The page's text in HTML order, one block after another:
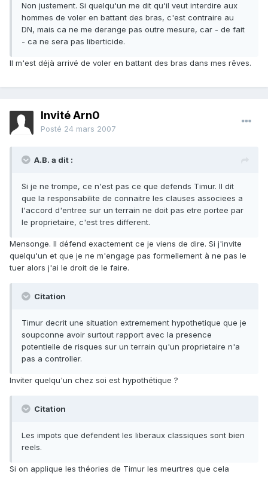
Non justement. Si quelqu'un me dit qu'il veut interdire aux
hommes de voler en battant des bras, c'est contraire au
DN, mais ca ne me derange pas outre mesure, car - de fait
- ca ne sera pas liberticide.
Il m'est déjà arrivé de voler en battant des bras dans mes rêves.
Invité Arn0
Posté 24 mars 2007
A.B. a dit :
Si je ne trompe, ce n'est pas ce que defends Timur. Il dit
que la responsabilite de connaitre les clauses associees a
l'accord d'entree sur un terrain ne doit pas etre portee par
le proprietaire, c'est tres different.
Mensonge. Il défend exactement ce je viens de dire. Si j'invite
quelqu'un et que je ne m'engage pas formellement à ne pas le
tuer alors j'ai le droit de le faire.
Citation
Timur decrit une situation extremement hypothetique que je
soupconne avoir surtout rapport avec la presence
potentielle de risques sur un terrain qu'un proprietaire n'a
pas a controller.
Inviter quelqu'un chez soi est hypothétique ?
Citation
Les impots que defendent les liberaux classiques sont bien
reels.
Si on applique les théories de Timur les meurtres que cela